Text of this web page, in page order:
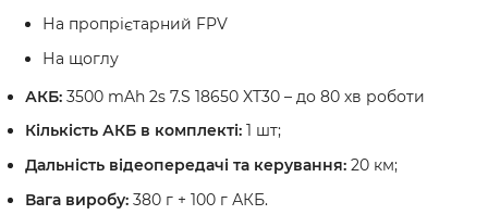
На пропрієтарний FPV
На щоглу
АКБ: 3500 mAh 2s 7.S 18650 XT30 – до 80 хв роботи
Кількість АКБ в комплекті: 1 шт;
Дальність відеопередачі та керування: 20 км;
Вага виробу: 380 г + 100 г АКБ.